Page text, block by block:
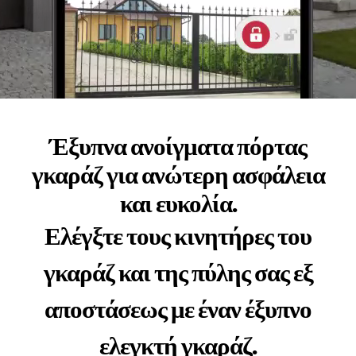
Έξυπνα ανοίγματα πόρτας
γκαράζ για ανώτερη ασφάλεια
και ευκολία.
Ελέγξτε τους κινητήρες του
γκαράζ και της πύλης σας εξ
αποστάσεως με έναν έξυπνο
ελεγκτή γκαράζ.